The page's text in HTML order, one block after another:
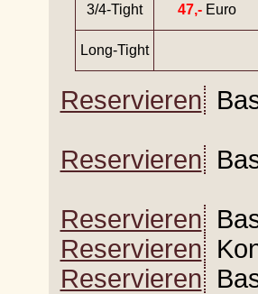
3/4-Tight 47,-Euro
Long-Tight
Reservieren
Reservieren
Reservieren
Reservieren
Reservieren